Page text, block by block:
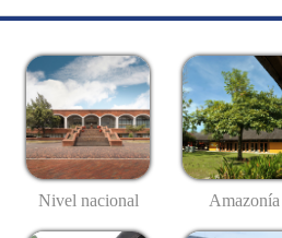
Nivel nacional Amazonía